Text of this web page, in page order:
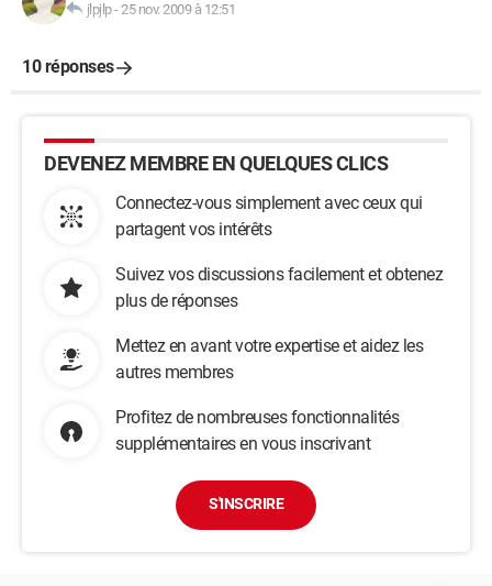
jlpjlp-25 nov. 2009 à 12:51
10 réponses
DEVENEZ MEMBRE EN QUELQUES CLICS
Connectez-vous simplement avec ceux qui
partagent vos intérêts
Suivez vos discussions facilement et obtenez
plus de réponses
Mettez en avant votre expertise et aidez les
autres membres
Profitez de nombreuses fonctionnalités
supplémentaires en vous inscrivant
S'INSCRIRE